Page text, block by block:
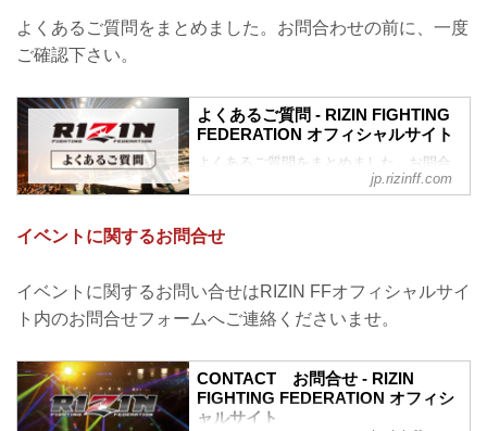
July 2nd (Sat) at Okinawa Arena.
≫ Acces（Google Maps）
!1m18!1m12!1m3!1...
よくあるご質問をまとめました。お問合わせの前に、一度
ご確認下さい。
よくあるご質問 - RIZIN FIGHTING
FEDERATION オフィシャルサイト
よくあるご質問をまとめました。お問合
わせの前に、一度ご確認下さい。
LANDMARK vol.1に関してのお問い合わ
せ
presents RIZIN LANDMARK vol.1におい
て、ウェブサイトへのアクセス集中によ
り、開演開始が1時間遅れたこと、お客
けいたしましたこと、深くお詫び申し上
げます。
この件に関しての【U-NEXT RIZIN
jp.rizinff.com
イベントに関するお問合せ
イベントに関するお問い合せはRIZIN FFオフィシャルサイ
ト内のお問合せフォームへご連絡くださいませ。
CONTACT お問合せ - RIZIN
FIGHTING FEDERATION オフィシ
ャルサイト